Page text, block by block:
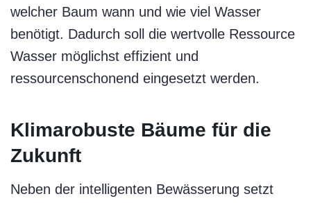
welcher Baum wann und wie viel Wasser
benötigt. Dadurch soll die wertvolle Ressource
Wasser möglichst effizient und
ressourcenschonend eingesetzt werden.
Klimarobuste Bäume für die
Zukunft
Neben der intelligenten Bewässerung setzt